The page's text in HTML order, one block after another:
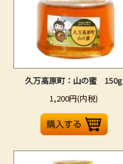
久万高原町：山の蜜 150g
1,200円(内税)